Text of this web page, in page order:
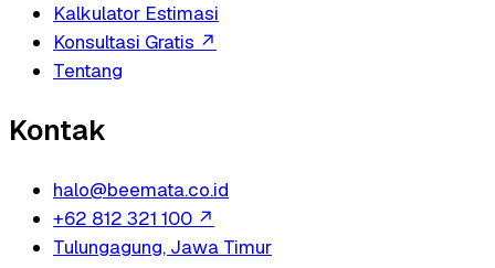
Kalkulator Estimasi
Konsultasi Gratis ↗
Tentang
Kontak
halo@beemata.co.id
+62 812 321 100 ↗
Tulungagung, Jawa Timur